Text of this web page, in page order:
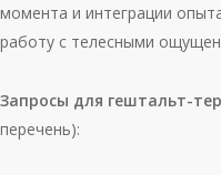
момента и интеграции
работу с телесными
Запросы для гештальт-
перечень):